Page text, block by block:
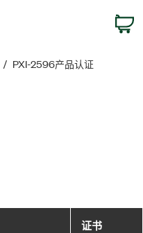
PXI-2596产品认证
证书